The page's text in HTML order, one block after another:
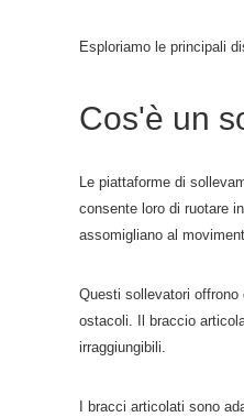
Esploriamo le principali
Cos'è un
Le piattaforme di
consente loro di ruotare
assomigliano al
Questi sollevatori
ostacoli. Il braccio
irraggiungibili.
I bracci articolati sono